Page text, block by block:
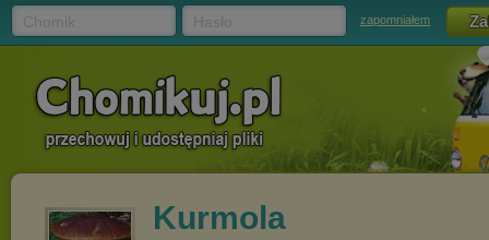
zapomniałem
Kurmola